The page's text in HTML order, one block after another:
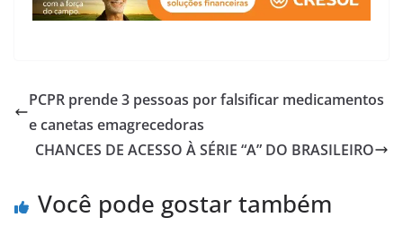
PCPR prende 3 pessoas por falsificar medicamentos
e canetas emagrecedoras
CHANCES DE ACESSO À SÉRIE “A” DO BRASILEIRO
Você pode gostar também